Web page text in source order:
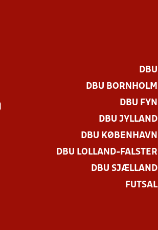
DBU
DBU BORNHOLM
DBU FYN
DBU JYLLAND
DBU KØBENHAVN
DBU LOLLAND-FALSTER
DBU SJÆLLAND
FUTSAL